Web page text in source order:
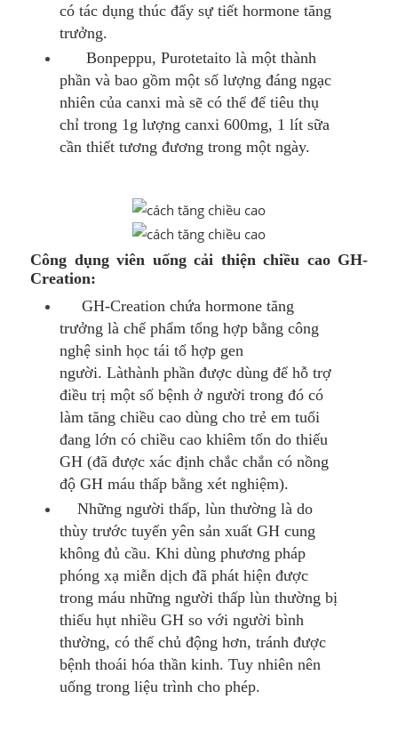
có tác dụng thúc đẩy sự tiết hormone tăng
trưởng.
Bonpeppu, Purotetaito là một thành
phần và bao gồm một số lượng đáng ngạc
nhiên của canxi mà sẽ có thể để tiêu thụ
chỉ trong 1g lượng canxi 600mg, 1 lít sữa
cần thiết tương đương trong một ngày.
Công dụng viên uống cải thiện chiều cao GH-
Creation:
GH-Creation chứa hormone tăng
trưởng là chế phẩm tổng hợp bằng công
nghệ sinh học tái tổ hợp gen
người. Làthành phần được dùng để hỗ trợ
điều trị một số bệnh ở người trong đó có
làm tăng chiều cao dùng cho trẻ em tuổi
đang lớn có chiều cao khiêm tốn do thiếu
GH (đã được xác định chắc chắn có nồng
độ GH máu thấp bằng xét nghiệm).
Những người thấp, lùn thường là do
thùy trước tuyến yên sản xuất GH cung
không đủ cầu. Khi dùng phương pháp
phóng xạ miễn dịch đã phát hiện được
trong máu những người thấp lùn thường bị
thiếu hụt nhiều GH so với người bình
thường, có thể chủ động hơn, tránh được
bệnh thoái hóa thần kinh. Tuy nhiên nên
uống trong liệu trình cho phép.